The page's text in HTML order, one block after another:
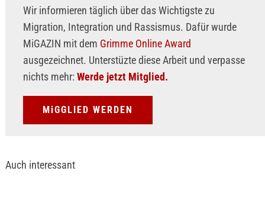
Wir informieren täglich über das Wichtigste zu
Migration, Integration und Rassismus. Dafür wurde
MiGAZIN mit dem Grimme Online Award
ausgezeichnet. Unterstüzte diese Arbeit und verpasse
nichts mehr: Werde jetzt Mitglied.
MiGGLIED WERDEN
Auch interessant